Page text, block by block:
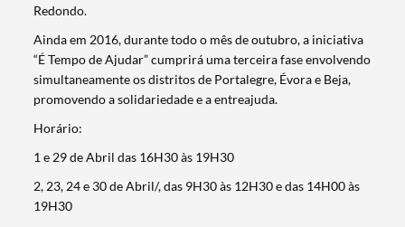
Termo de Pesquisa
Redondo.
Ainda em 2016, durante todo o mês de outubro, a iniciativa
“É Tempo de Ajudar” cumprirá uma terceira fase envolvendo
simultaneamente os distritos de Portalegre, Évora e Beja,
promovendo a solidariedade e a entreajuda.
Horário:
1 e 29 de Abril das 16H30 às 19H30
2, 23, 24 e 30 de Abril/, das 9H30 às 12H30 e das 14H00 às
19H30